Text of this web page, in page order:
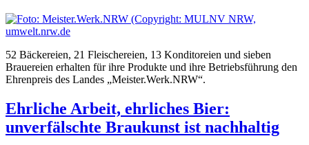
52 Bäckereien, 21 Fleischereien, 13 Konditoreien und sieben
Brauereien erhalten für ihre Produkte und ihre Betriebsführung den
Ehrenpreis des Landes „Meister.Werk.NRW“.
Ehrliche Arbeit, ehrliches Bier:
unverfälschte Braukunst ist nachhaltig